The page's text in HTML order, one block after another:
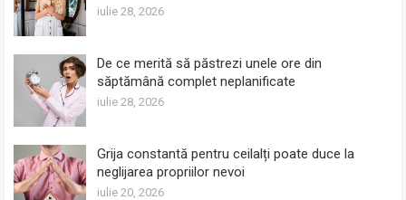
iulie 28, 2026
De ce merită să păstrezi unele ore din
săptămână complet neplanificate
iulie 28, 2026
Grija constantă pentru ceilalți poate duce la
neglijarea propriilor nevoi
iulie 20, 2026